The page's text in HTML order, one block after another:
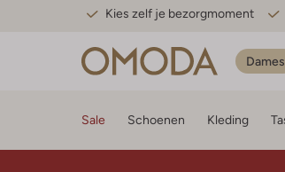
Kies zelf je bezorgmoment
Dames
Sale Schoenen Kleding